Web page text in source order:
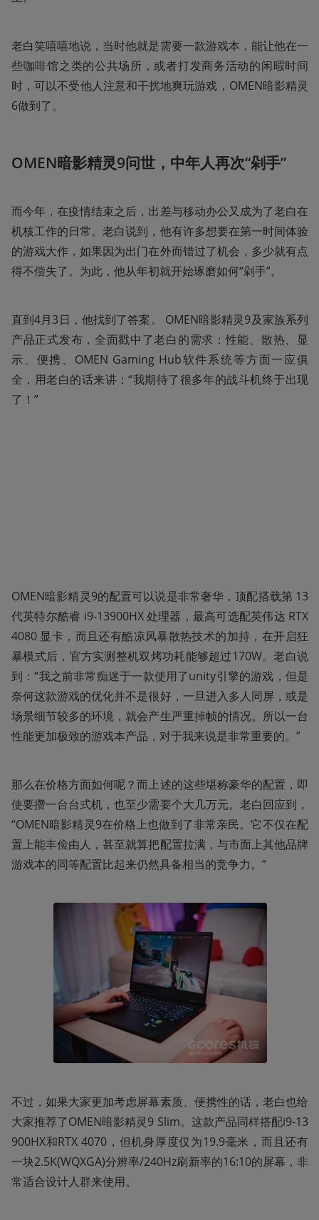
老白笑嘻嘻地说，当时他就是需要一款游戏本，能让他在一
些咖啡馆之类的公共场所，或者打发商务活动的闲暇时间
时，可以不受他人注意和干扰地爽玩游戏，OMEN暗影精灵
6做到了。
OMEN暗影精灵9问世，中年人再次“剁手”
而今年，在疫情结束之后，出差与移动办公又成为了老白在
机核工作的日常。老白说到，他有许多想要在第一时间体验
的游戏大作，如果因为出门在外而错过了机会，多少就有点
得不偿失了。为此，他从年初就开始琢磨如何“剁手”。
直到4月3日，他找到了答案。 OMEN暗影精灵9及家族系列
产品正式发布，全面戳中了老白的需求：性能、散热、显
示、便携、OMEN Gaming Hub软件系统等方面一应俱
全，用老白的话来讲：“我期待了很多年的战斗机终于出现
了！”
OMEN暗影精灵9的配置可以说是非常奢华，顶配搭载第 13
代英特尔酷睿 i9-13900HX 处理器，最高可选配英伟达 RTX
4080 显卡，而且还有酷凉风暴散热技术的加持，在开启狂
暴模式后，官方实测整机双烤功耗能够超过170W。老白说
到：“我之前非常痴迷于一款使用了unity引擎的游戏，但是
奈何这款游戏的优化并不是很好，一旦进入多人同屏，或是
场景细节较多的环境，就会产生严重掉帧的情况。所以一台
性能更加极致的游戏本产品，对于我来说是非常重要的。”
那么在价格方面如何呢？而上述的这些堪称豪华的配置，即
使要攒一台台式机，也至少需要个大几万元。老白回应到，
“OMEN暗影精灵9在价格上也做到了非常亲民。它不仅在配
置上能丰俭由人，甚至就算把配置拉满，与市面上其他品牌
游戏本的同等配置比起来仍然具备相当的竞争力。”
不过，如果大家更加考虑屏幕素质、便携性的话，老白也给
大家推荐了OMEN暗影精灵9 Slim。这款产品同样搭配i9-13
900HX和RTX 4070，但机身厚度仅为19.9毫米，而且还有
一块2.5K(WQXGA)分辨率/240Hz刷新率的16:10的屏幕，非
常适合设计人群来使用。